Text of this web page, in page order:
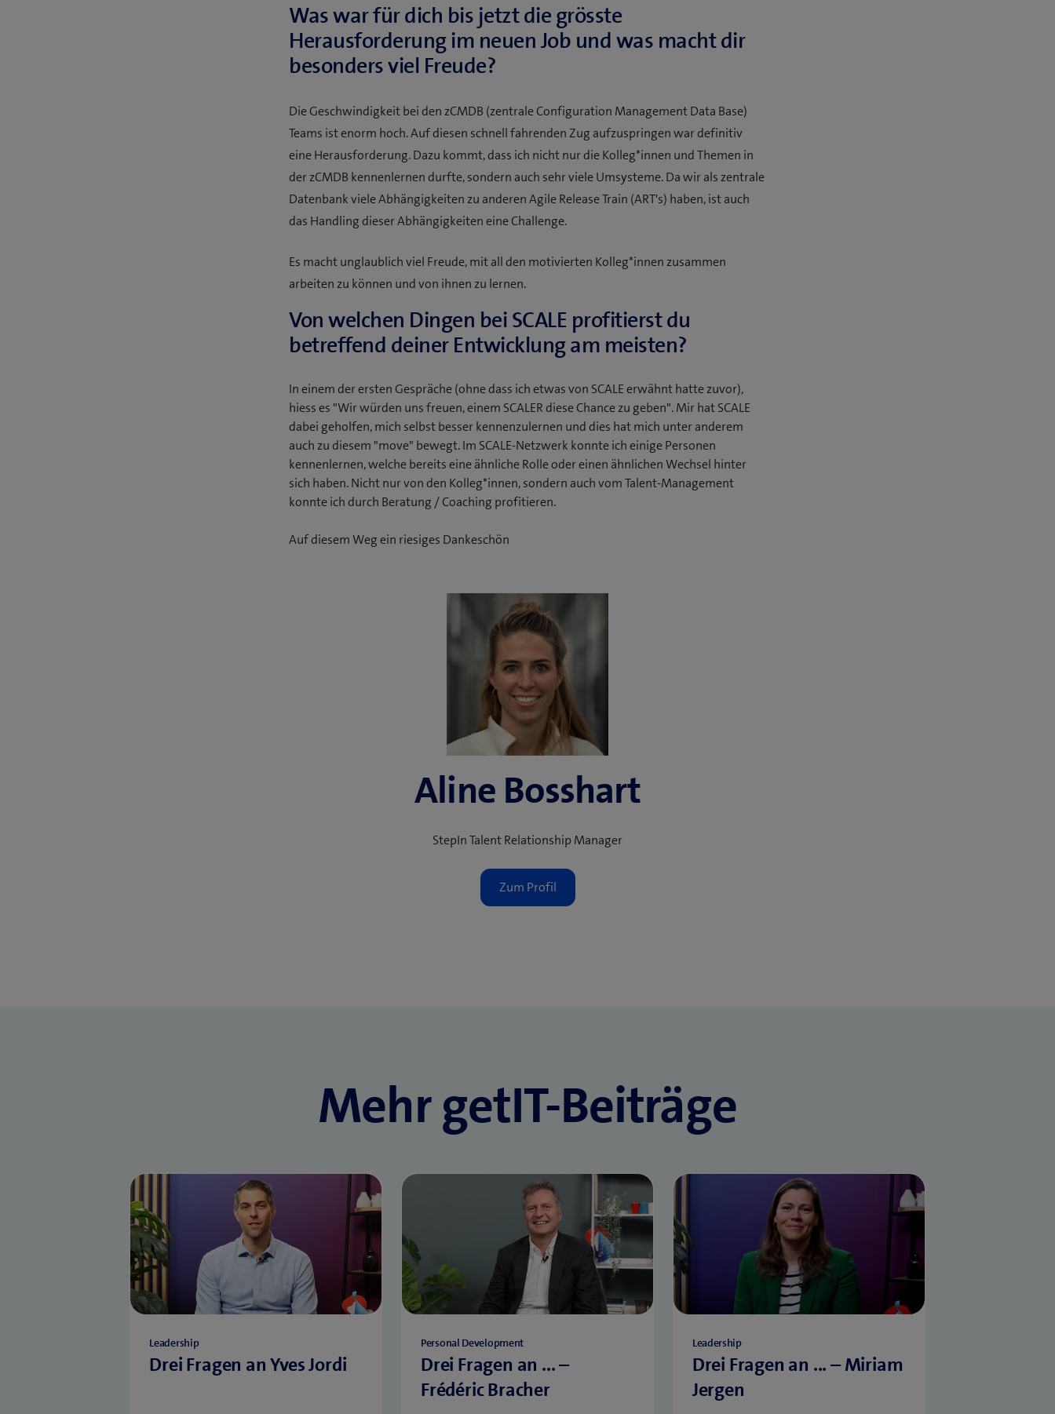
Was war für dich bis jetzt die grösste
Herausforderung im neuen Job und was macht dir
besonders viel Freude?
Die Geschwindigkeit bei den zCMDB (zentrale Configuration Management Data Base)
Teams ist enorm hoch. Auf diesen schnell fahrenden Zug aufzuspringen war definitiv
eine Herausforderung. Dazu kommt, dass ich nicht nur die Kolleg*innen und Themen in
der zCMDB kennenlernen durfte, sondern auch sehr viele Umsysteme. Da wir als zentrale
Datenbank viele Abhängigkeiten zu anderen Agile Release Train (ART's) haben, ist auch
das Handling dieser Abhängigkeiten eine Challenge.
Es macht unglaublich viel Freude, mit all den motivierten Kolleg*innen zusammen
arbeiten zu können und von ihnen zu lernen.
Von welchen Dingen bei SCALE profitierst du
betreffend deiner Entwicklung am meisten?
In einem der ersten Gespräche (ohne dass ich etwas von SCALE erwähnt hatte zuvor),
hiess es "Wir würden uns freuen, einem SCALER diese Chance zu geben". Mir hat SCALE
dabei geholfen, mich selbst besser kennenzulernen und dies hat mich unter anderem
auch zu diesem "move" bewegt. Im SCALE-Netzwerk konnte ich einige Personen
kennenlernen, welche bereits eine ähnliche Rolle oder einen ähnlichen Wechsel hinter
sich haben. Nicht nur von den Kolleg*innen, sondern auch vom Talent-Management
konnte ich durch Beratung / Coaching profitieren.
Auf diesem Weg ein riesiges Dankeschön
Aline Bosshart
StepIn Talent Relationship Manager
Mehr getIT-Beiträge
Leadership
Drei Fragen an Yves Jordi
Personal Development
Drei Fragen an ... –
Frédéric Bracher
Leadership
Drei Fragen an ... – Miriam
Jergen